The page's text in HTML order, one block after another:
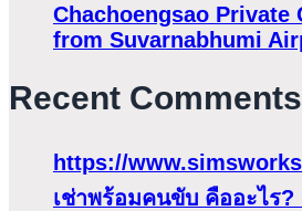
Chachoengsao Private
from Suvarnabhumi
Recent Comments
https://
เช่าพร้อมคนขับ คืออะไร